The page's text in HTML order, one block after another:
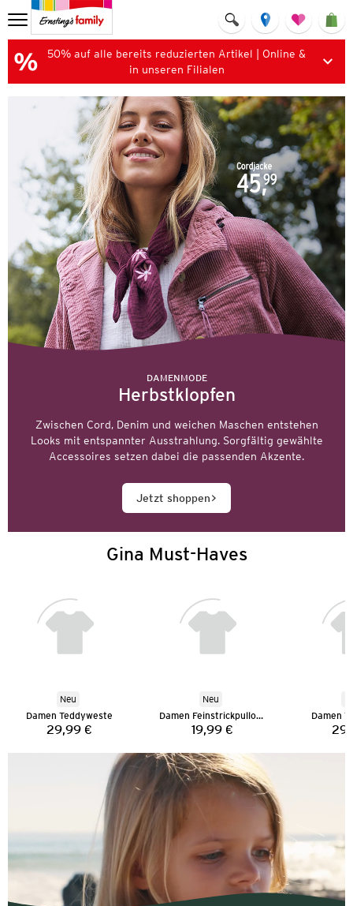
50% auf alle bereits reduzierten Artikel | Online &
in unseren Filialen
DAMENMODE
Herbstklopfen
Zwischen Cord, Denim und weichen Maschen entstehen
Looks mit entspannter Ausstrahlung. Sorgfältig gewählte
Accessoires setzen dabei die passenden Akzente.
Jetzt shoppen
Gina Must-Haves
Neu
Damen Teddyweste
Preis:
29,99 €
Neu
Damen Feinstrickpullover
Preis:
19,99 €
Damen